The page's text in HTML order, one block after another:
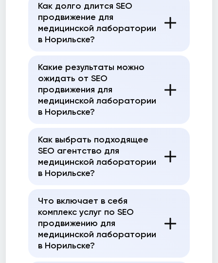
Как долго длится SEO
продвижение для
медицинской лаборатории
в Норильске?
Какие результаты можно
ожидать от SEO
продвижения для
медицинской лаборатории
в Норильске?
Как выбрать подходящее
SEO агентство для
медицинской лаборатории
в Норильске?
Что включает в себя
комплекс услуг по SEO
продвижению для
медицинской лаборатории
в Норильске?